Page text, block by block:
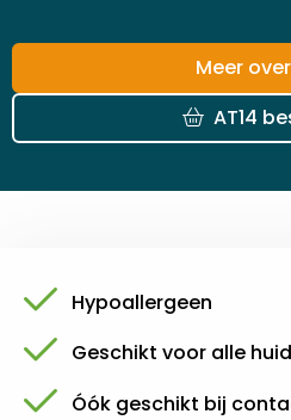
Meer
AT14
Hypoallergeen
Geschikt voor alle
Óók geschikt bij